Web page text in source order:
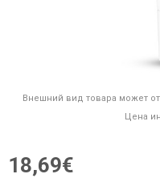
Внешний вид товара может
Цена
18,69€